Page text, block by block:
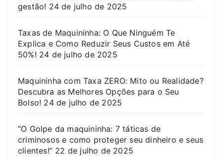
gestão! 24 de julho de 2025
Taxas de Maquininha: O Que Ninguém Te
Explica e Como Reduzir Seus Custos em Até
50%! 24 de julho de 2025
Maquininha com Taxa ZERO: Mito ou Realidade?
Descubra as Melhores Opções para o Seu
Bolso! 24 de julho de 2025
“O Golpe da maquininha: 7 táticas de
criminosos e como proteger seu dinheiro e seus
clientes!” 22 de julho de 2025